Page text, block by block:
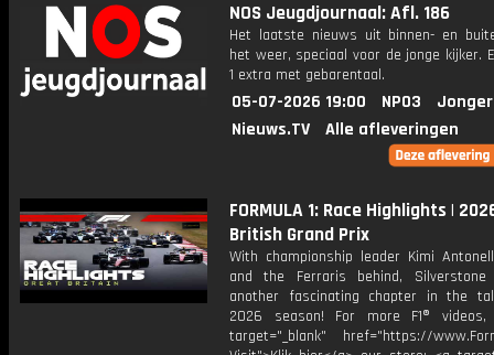
NOS Jeugdjournaal: Afl. 186
Het laatste nieuws uit binnen- en
het weer, speciaal voor de jonge kijker.
1 extra met gebarentaal.
05-07-2026 19:00 NPO3
Nieuws.TV
Alle afleveringen
FORMULA 1: Race Highlights |
British Grand Prix
With championship leader Kimi
and the Ferraris behind, Silverstone
another fascinating chapter in the
2026 season! For more F1®
target="_blank" href="https://